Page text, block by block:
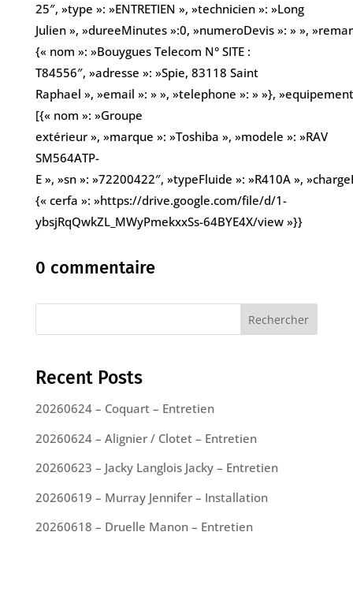
25″, »type »: »ENTRETIEN », »technicien »: »Long
Julien », »dureeMinutes »:0, »numeroDevis »: » »,
{« nom »: »Bouygues Telecom N° SITE :
T84556″, »adresse »: »Spie, 83118 Saint
Raphael », »email »: » », »telephone »: » »},
[{« nom »: »Groupe
extérieur », »marque »: »Toshiba », »modele »: »RAV
SM564ATP-
E », »sn »: »72200422″, »typeFluide »: »R410A »,
{« cerfa »: »https://drive.google.com/file/d/1-
ybsjRqQwkZL_MWyPmekxxSs-64BYE4X/view »}}
0 commentaire
Rechercher
Recent Posts
20260624 – Coquart – Entretien
20260624 – Alignier / Clotet – Entretien
20260623 – Jacky Langlois Jacky – Entretien
20260619 – Murray Jennifer – Installation
20260618 – Druelle Manon – Entretien